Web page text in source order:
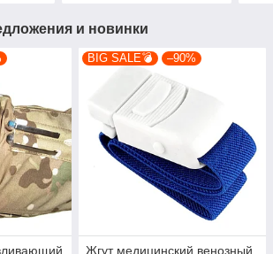
и новинки
BIG SALE💣 –90%
Жгут медицинский венозный